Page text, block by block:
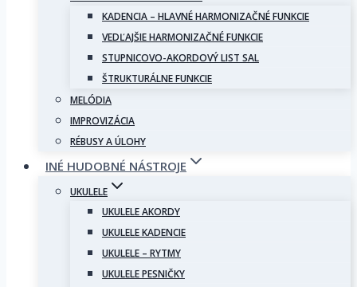
KADENCIA – HLAVNÉ HARMONIZAČNÉ FUNKCIE
VEDĽAJŠIE HARMONIZAČNÉ FUNKCIE
STUPNICOVO-AKORDOVÝ LIST SAL
ŠTRUKTURÁLNE FUNKCIE
MELÓDIA
IMPROVIZÁCIA
RÉBUSY A ÚLOHY
INÉ HUDOBNÉ NÁSTROJE
UKULELE
UKULELE AKORDY
UKULELE KADENCIE
UKULELE – RYTMY
UKULELE PESNIČKY